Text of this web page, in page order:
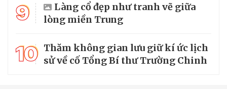
9
Làng cổ đẹp như tranh vẽ giữa
lòng miền Trung
10 Thăm không gian lưu giữ kí ức lịch
sử về cố Tổng Bí thư Trường Chinh